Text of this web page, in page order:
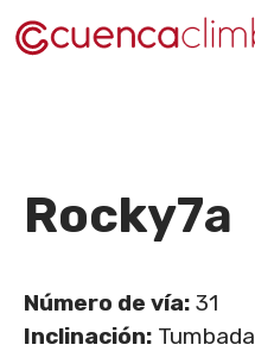
Saltar
al
Rocky7a
Número de vía: 31
Inclinación: Tumbada